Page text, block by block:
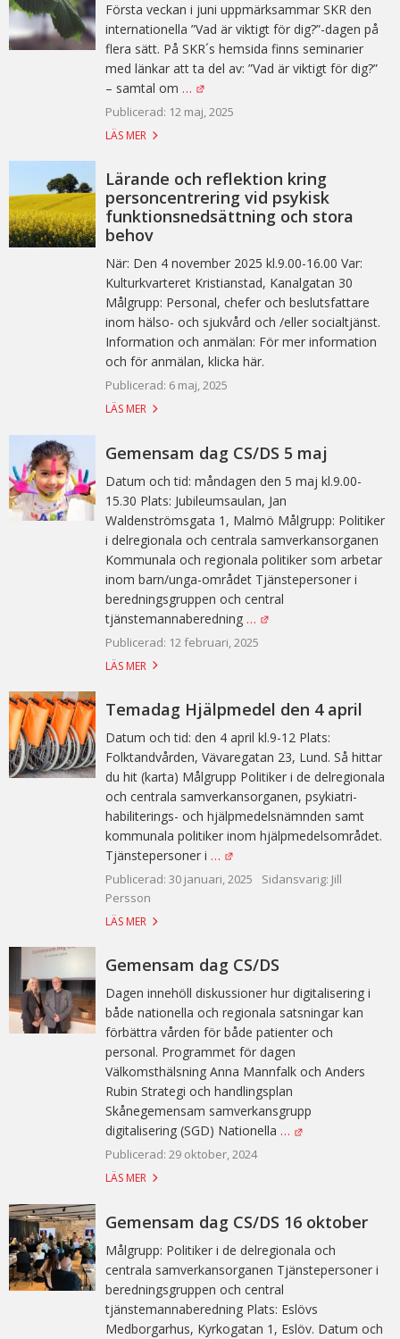
Första veckan i juni uppmärksammar SKR den
internationella ”Vad är viktigt för dig?”-dagen på
flera sätt. På SKR´s hemsida finns seminarier
med länkar att ta del av: ”Vad är viktigt för dig?”
– samtal om …
Publicerad: 12 maj, 2025
LÄS MER
Lärande och reflektion kring
personcentrering vid psykisk
funktionsnedsättning och stora
behov
När: Den 4 november 2025 kl.9.00-16.00 Var:
Kulturkvarteret Kristianstad, Kanalgatan 30
Målgrupp: Personal, chefer och beslutsfattare
inom hälso- och sjukvård och /eller socialtjänst.
Information och anmälan: För mer information
och för anmälan, klicka här.
Publicerad: 6 maj, 2025
LÄS MER
Gemensam dag CS/DS 5 maj
Datum och tid: måndagen den 5 maj kl.9.00-
15.30 Plats: Jubileumsaulan, Jan
Waldenströmsgata 1, Malmö Målgrupp: Politiker
i delregionala och centrala samverkansorganen
Kommunala och regionala politiker som arbetar
inom barn/unga-området Tjänstepersoner i
beredningsgruppen och central
tjänstemannaberedning …
Publicerad: 12 februari, 2025
LÄS MER
Temadag Hjälpmedel den 4 april
Datum och tid: den 4 april kl.9-12 Plats:
Folktandvården, Vävaregatan 23, Lund. Så hittar
du hit (karta) Målgrupp Politiker i de delregionala
och centrala samverkansorganen, psykiatri-
habiliterings- och hjälpmedelsnämnden samt
kommunala politiker inom hjälpmedelsområdet.
Tjänstepersoner i …
Publicerad: 30 januari, 2025
Sidansvarig: Jill
Persson
LÄS MER
Gemensam dag CS/DS
Dagen innehöll diskussioner hur digitalisering i
både nationella och regionala satsningar kan
förbättra vården för både patienter och
personal. Programmet för dagen
Välkomsthälsning Anna Mannfalk och Anders
Rubin Strategi och handlingsplan
Skånegemensam samverkansgrupp
digitalisering (SGD) Nationella …
Publicerad: 29 oktober, 2024
LÄS MER
Gemensam dag CS/DS 16 oktober
Målgrupp: Politiker i de delregionala och
centrala samverkansorganen Tjänstepersoner i
beredningsgruppen och central
tjänstemannaberedning Plats: Eslövs
Medborgarhus, Kyrkogatan 1, Eslöv. Datum och